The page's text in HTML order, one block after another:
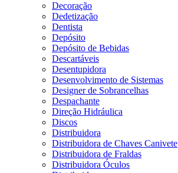
Decoração
Dedetização
Dentista
Depósito
Depósito de Bebidas
Descartáveis
Desentupidora
Desenvolvimento de Sistemas
Designer de Sobrancelhas
Despachante
Direção Hidráulica
Discos
Distribuidora
Distribuidora de Chaves Canivete
Distribuidora de Fraldas
Distribuidora Óculos